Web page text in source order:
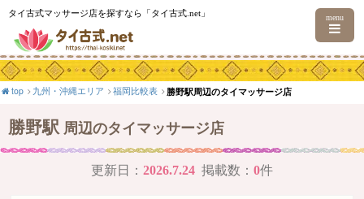
タイ古式マッサージ店を探すなら「タイ古式.net」 menu
top 九州・沖縄エリア 福岡比較表 勝野駅周辺のタイマッサージ店
勝野駅 周辺のタイマッサージ店
更新日： 2026.7.24 掲載数： 0件